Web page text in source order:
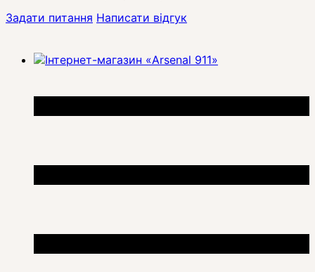
Задати питання Написати відгук